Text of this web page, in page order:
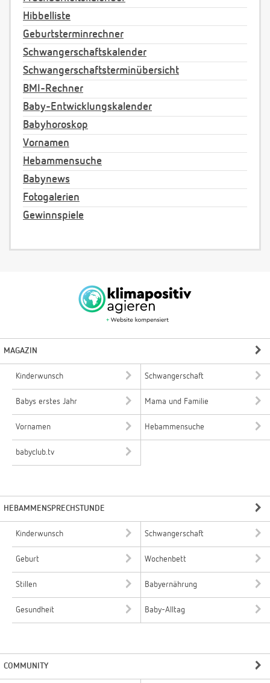
Hibbelliste
Geburtsterminrechner
Schwangerschaftskalender
Schwangerschaftsterminübersicht
BMI-Rechner
Baby-Entwicklungskalender
Babyhoroskop
Vornamen
Hebammensuche
Babynews
Fotogalerien
Gewinnspiele
MAGAZIN
Kinderwunsch Schwangerschaft
Babys erstes Jahr Mama und Familie
Vornamen Hebammensuche
babyclub.tv
HEBAMMENSPRECHSTUNDE
Kinderwunsch Schwangerschaft
Geburt Wochenbett
Stillen Babyernährung
Gesundheit Baby-Alltag
COMMUNITY